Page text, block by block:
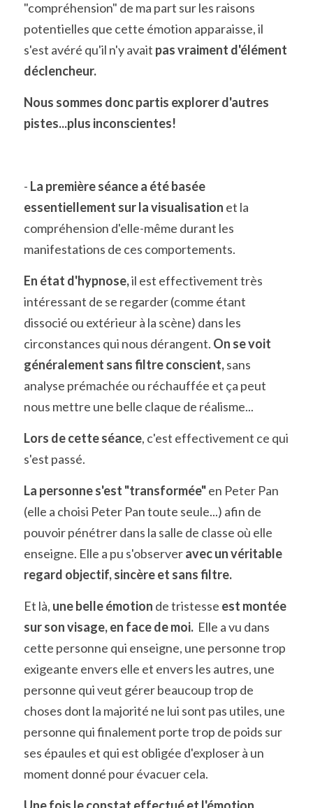
"compréhension" de ma part sur les raisons
potentielles que cette émotion apparaisse, il
s'est avéré qu'il n'y avait pas vraiment d'élément
déclencheur.
Nous sommes donc partis explorer d'autres
pistes...plus inconscientes!
- La première séance a été basée
essentiellement sur la visualisation et la
compréhension d'elle-même durant les
manifestations de ces comportements.
En état d'hypnose, il est effectivement très
intéressant de se regarder (comme étant
dissocié ou extérieur à la scène) dans les
circonstances qui nous dérangent. On se voit
généralement sans filtre conscient, sans
analyse prémachée ou réchauffée et ça peut
nous mettre une belle claque de réalisme...
Lors de cette séance, c'est effectivement ce qui
s'est passé.
La personne s'est "transformée" en Peter Pan
(elle a choisi Peter Pan toute seule...) afin de
pouvoir pénétrer dans la salle de classe où elle
enseigne. Elle a pu s'observer avec un véritable
regard objectif, sincère et sans filtre.
Et là, une belle émotion de tristesse est montée
sur son visage, en face de moi.
  Elle a vu dans
cette personne qui enseigne, une personne trop
exigeante envers elle et envers les autres, une
personne qui veut gérer beaucoup trop de
choses dont la majorité ne lui sont pas utiles, une
personne qui finalement porte trop de poids sur
ses épaules et qui est obligée d'exploser à un
moment donné pour évacuer cela.